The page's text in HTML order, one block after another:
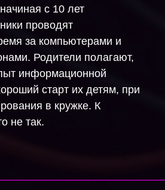
с 10 лет
проводят
за компьютерами и
Родители полагают,
информационной
старт их детям, при
в кружке. К
не так.